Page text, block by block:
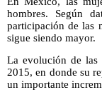
hombres. Según
participación de las
sigue siendo mayor.
La evolución de las
2015, en donde su
un importante